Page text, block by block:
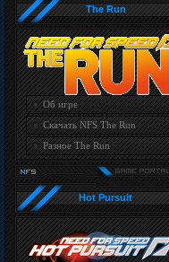
The Run
Об игре
Скачать NFS The Run
Разное The Run
Hot Pursuit